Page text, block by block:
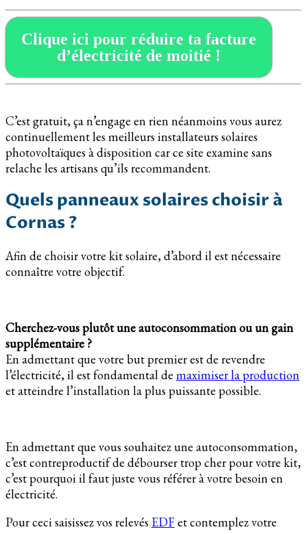
Clique ici pour réduire ta facture
d’électricité de moitié !
C’est gratuit, ça n’engage en rien néanmoins vous aurez
continuellement les meilleurs installateurs solaires
photovoltaïques à disposition car ce site examine sans
relache les artisans qu’ils recommandent.
Quels panneaux solaires choisir à
Cornas ?
Afin de choisir votre kit solaire, d’abord il est nécessaire
connaître votre objectif.
Cherchez-vous plutôt une autoconsommation ou un gain
supplémentaire ?
En admettant que votre but premier est de revendre
l’électricité, il est fondamental de maximiser la production
et atteindre l’installation la plus puissante possible.
En admettant que vous souhaitez une autoconsommation,
c’est contreproductif de débourser trop cher pour votre kit,
c’est pourquoi il faut juste vous référer à votre besoin en
électricité.
Pour ceci saisissez vos relevés EDFet contemplez votre